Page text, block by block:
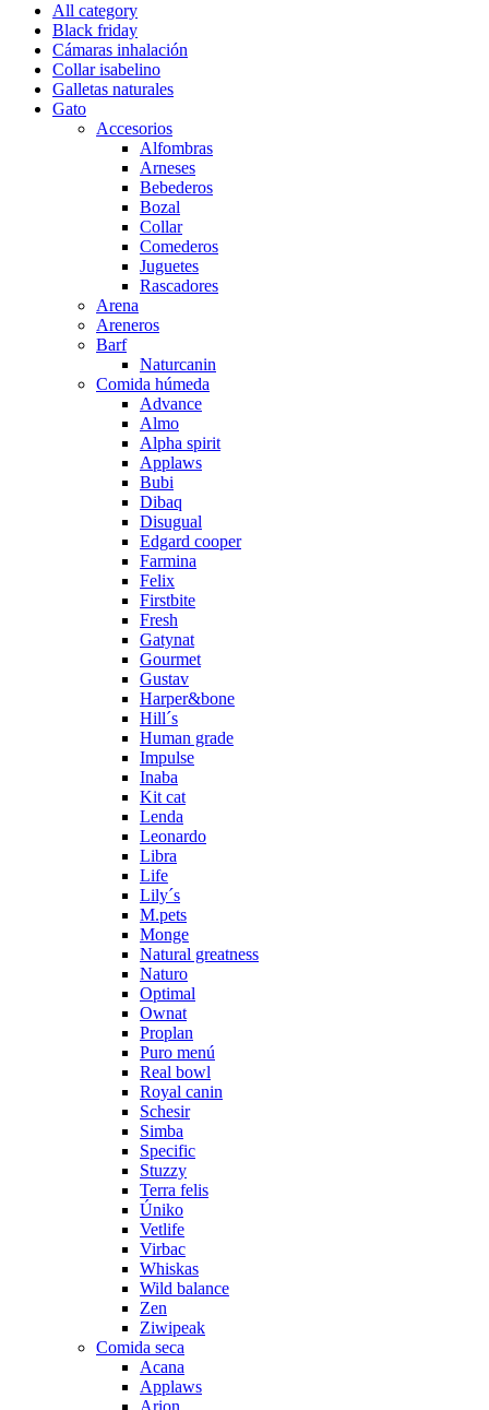
All category
Black friday
Cámaras inhalación
Collar isabelino
Galletas naturales
Gato
Accesorios
Alfombras
Arneses
Bebederos
Bozal
Collar
Comederos
Juguetes
Rascadores
Arena
Areneros
Barf
Naturcanin
Comida húmeda
Advance
Almo
Alpha spirit
Applaws
Bubi
Dibaq
Disugual
Edgard cooper
Farmina
Felix
Firstbite
Fresh
Gatynat
Gourmet
Gustav
Harper&bone
Hill´s
Human grade
Impulse
Inaba
Kit cat
Lenda
Leonardo
Libra
Life
Lily´s
M.pets
Monge
Natural greatness
Naturo
Optimal
Ownat
Proplan
Puro menú
Real bowl
Royal canin
Schesir
Simba
Specific
Stuzzy
Terra felis
Úniko
Vetlife
Virbac
Whiskas
Wild balance
Zen
Ziwipeak
Comida seca
Acana
Applaws
Arion